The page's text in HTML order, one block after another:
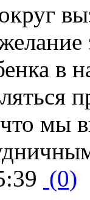
в
что мы
(0)